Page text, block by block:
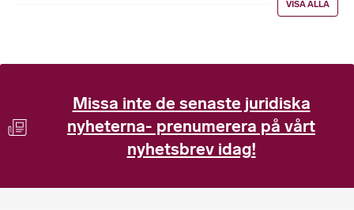
VISA ALLA
Missa inte de senaste juridiska
nyheterna- prenumerera på vårt
nyhetsbrev idag!